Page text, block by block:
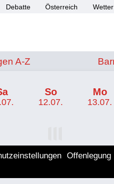
Debatte Österreich Wetter
von A bis Z
A-Z
So
12.07.
Mo
13.07.
Offenlegung